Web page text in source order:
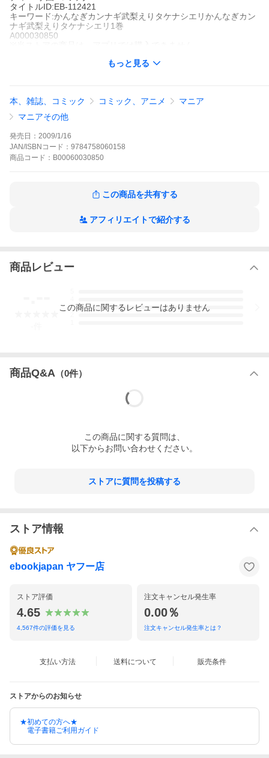
タイトルID:EB-112421
キーワード:かんなぎカンナギ武梨えりタケナシエリかんなぎカン
ナギ武梨えりタケナシエリ1巻
A000030850
地区展の締切に間に合わせようと、御厨仁(みくりやじん)は、徹夜
の末、手彫りで樹の精霊像を作り上げる。学校に運ぼうと自転車
にくくりつける準備をしていたら、突如、精霊像が割れ、中から
女の子が現れた!!ナギと名乗るその少女は、この大地の母ともいえ
る産土神(うぶすながみ)であると言う。いったいどこまで本気で、
どこから冗談なのか!?迷走ばかりのコミカル&シリアス伝奇コミッ
ク第1弾!!【単行本所収の合作ピンナップと著者あとがきは収録し
もっと見る
本、雑誌、コミック コミック、アニメ
マニア
マニアその他
発売日： 2009/1/16
JAN/ISBNコード： 9784758060158
商品 コード： B00060030850
この商品を共有する
アフィリエイトで紹介する
商品レビュー
3
この商品に関するレビューはありません
商品Q&A （0件）
この商品に関する質問は、
以下からお問い合わせください。
ストアに質問を投稿する
ストア情報
ebookjapan ヤフー店
ストア評価
4.65
4,567件の評価を見る
注文キャンセル発生率
0.00％
注文キャンセル発生率とは？
支払い方法 送料について 販売条件
ストアからのお知らせ
★初めての方へ★
電子書籍ご利用ガイド